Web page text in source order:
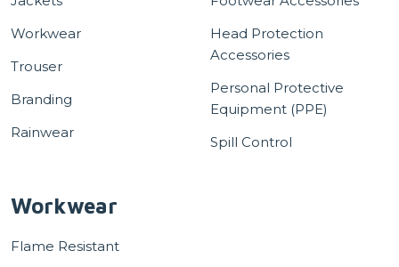
Workwear
Trouser
Branding
Rainwear
Head Protection
Accessories
Personal Protective
Equipment (PPE)
Spill Control
Workwear
Flame Resistant